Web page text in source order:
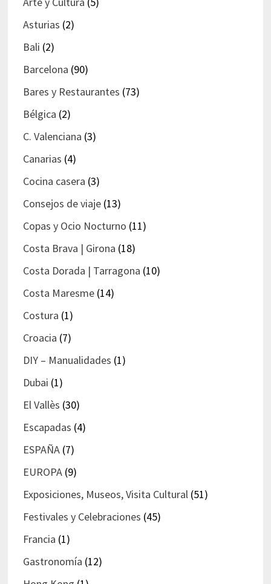
Asturias (2)
Bali (2)
Barcelona (90)
Bares y Restaurantes (73)
Bélgica (2)
C. Valenciana (3)
Canarias (4)
Cocina casera (3)
Consejos de viaje(13)
Copas y Ocio Nocturno (11)
Costa Brava | Girona (18)
Costa Dorada | Tarragona (10)
Costa Maresme(14)
Costura (1)
Croacia (7)
DIY – Manualidades (1)
Dubai (1)
El Vallès (30)
Escapadas (4)
ESPAÑA(7)
EUROPA(9)
Exposiciones, Museos, Visita Cultural(51)
Festivales y Celebraciones (45)
Francia (1)
Gastronomía (12)